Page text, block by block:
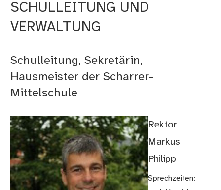
SCHULLEITUNG UND
VERWALTUNG
Schulleitung, Sekretärin,
Hausmeister der Scharrer-
Mittelschule
Rektor
Markus
Philipp
Sprechzeiten: